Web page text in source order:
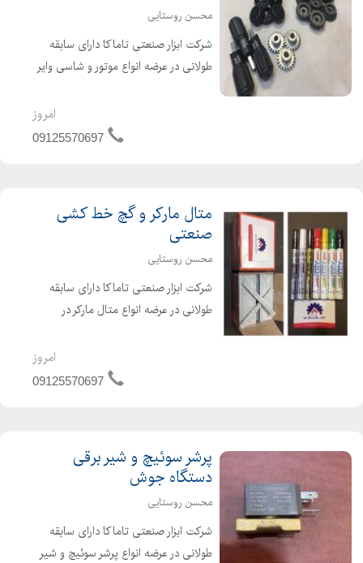
محسن روستایی
شرکت ابزار صنعتی تاماکا دارای سابقه
طولانی در عرضه انواع موتور و شاسی وایر
ولت چرخ دنده ، غلطک ، درپوش و دسته
امروز
09125570697
متال مارکر و گچ خط کشی
صنعتی
محسن روستایی
شرکت ابزار صنعتی تاماکا دارای سابقه
طولانی در عرضه انواع متال مارکر در
انواع فلزات ، شیشه و چرم مقاوم در برابر
حرارت گچ خط کشی صنعتی مناسب خط
امروز
09125570697
پرشر سوئیچ و شیر برقی
دستگاه جوش
محسن روستایی
شرکت ابزار صنعتی تاماکا دارای سابقه
طولانی در عرضه انواع پرشر سوئیچ و شیر